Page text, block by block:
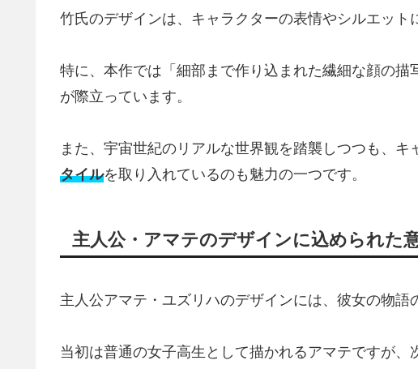
竹氏のデザインは、キャラクターの表情やシルエット
特に、本作では「細部まで作り込まれた繊細な顔の描
が際立っています。
また、宇宙世紀のリアルな世界観を踏襲しつつも、キ
タイルを取り入れているのも魅力の一つです。
主人公・アマテのデザインに込められた
主人公アマテ・ユズリハのデザインには、彼女の物語
当初は普通の女子高生として描かれるアマテですが、